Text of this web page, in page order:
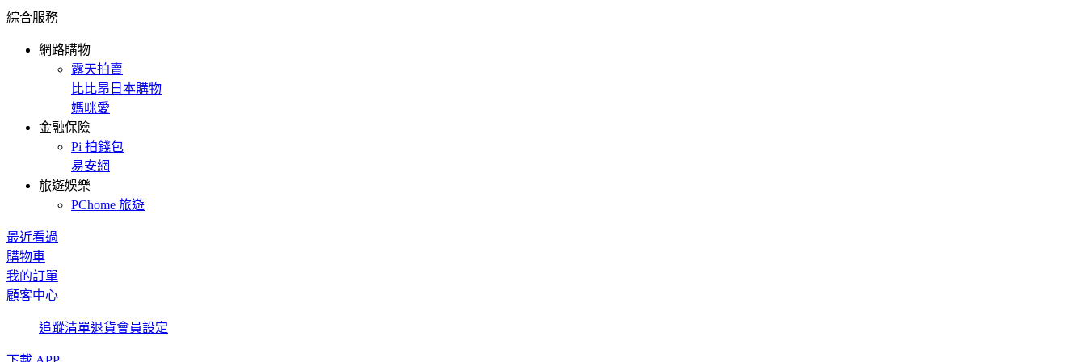
綜合服務
網路購物
露天拍賣
比比昂日本購物
媽咪愛
金融保險
Pi 拍錢包
易安網
旅遊娛樂
PChome 旅遊
最近看過
購物車
我的訂單
顧客中心
追蹤清單退貨會員設定